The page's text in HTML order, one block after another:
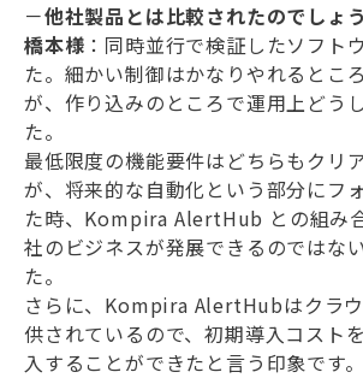
－他社製品とは比較されたのでしょ
橋本様 ：同時並行で検証したソフト
た。細かい制御はかなりやれるとこ
が、作り込みのところで運用上どう
た。
最低限度の機能要件はどちらもクリ
が、将来的な自動化という部分にフ
た時、Kompira AlertHub との組み
社のビジネスが発展できるのではな
た。
さらに、Kompira AlertHubはクラ
供されているので、初期導入コスト
入することができたと言う印象です。